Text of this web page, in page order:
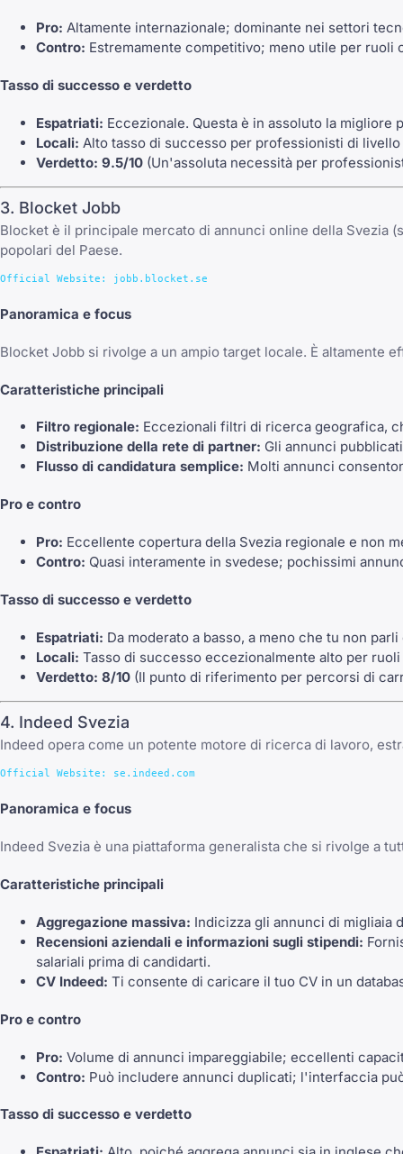
Pro: Altamente internazionale; dominante nei settori
Contro: Estremamente competitivo; meno utile per
Tasso di successo e verdetto
Espatriati: Eccezionale. Questa è in assoluto la
Locali: Alto tasso di successo per professionisti di
Verdetto: 9.5/10 (Un'assoluta necessità per
3. Blocket Jobb
Blocket è il principale mercato di annunci online della Svezia
popolari del Paese.
Panoramica e focus
Blocket Jobb si rivolge a un ampio target locale. È altamente
Caratteristiche principali
Filtro regionale: Eccezionali filtri di ricerca geografica,
Distribuzione della rete di partner: Gli annunci
Flusso di candidatura semplice: Molti annunci
Pro e contro
Pro: Eccellente copertura della Svezia regionale e non
Contro: Quasi interamente in svedese; pochissimi
Tasso di successo e verdetto
Espatriati: Da moderato a basso, a meno che tu non
Locali: Tasso di successo eccezionalmente alto per
Verdetto: 8/10 (Il punto di riferimento per percorsi di
4. Indeed Svezia
Indeed opera come un potente motore di ricerca di lavoro,
Panoramica e focus
Indeed Svezia è una piattaforma generalista che si rivolge a
Caratteristiche principali
Aggregazione massiva: Indicizza gli annunci di migliaia
Recensioni aziendali e informazioni sugli stipendi:
salariali prima di candidarti.
CV Indeed: Ti consente di caricare il tuo CV in un
Pro e contro
Pro: Volume di annunci impareggiabile; eccellenti
Contro: Può includere annunci duplicati; l'interfaccia
Tasso di successo e verdetto